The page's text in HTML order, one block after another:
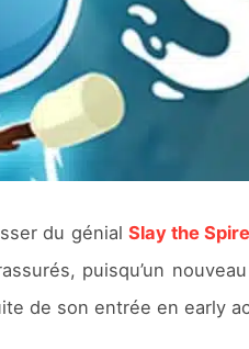
du génial Slay the Spire
puisqu’un
de son entrée en early